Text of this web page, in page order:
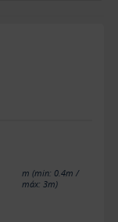
m (min: 0.4m /
máx: 3m)